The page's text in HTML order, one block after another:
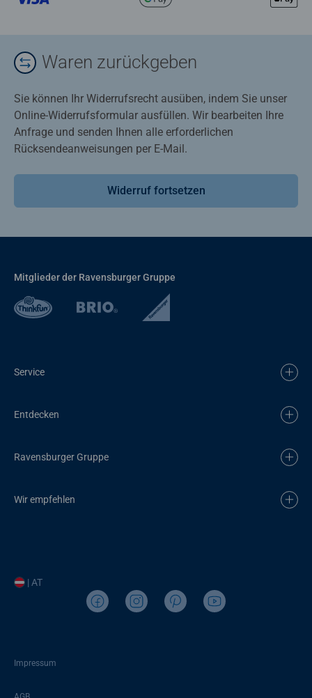
Waren zurückgeben
Sie können Ihr Widerrufsrecht ausüben, indem Sie unser
Online-Widerrufsformular ausfüllen. Wir bearbeiten Ihre
Anfrage und senden Ihnen alle erforderlichen
Rücksendeanweisungen per E-Mail.
Widerruf fortsetzen
Mitglieder der Ravensburger Gruppe
Service
Entdecken
Ravensburger Gruppe
Wir empfehlen
| AT
Impressum